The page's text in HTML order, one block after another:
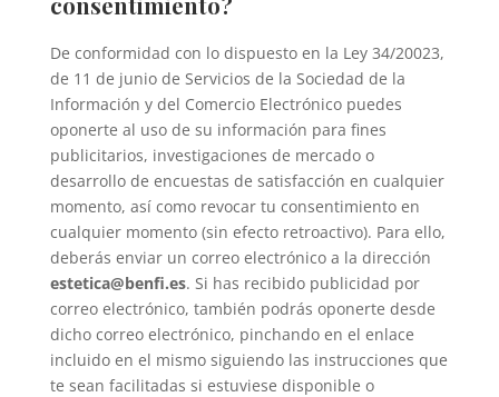
De conformidad con lo dispuesto en la Ley 34/20023,
de 11 de junio de Servicios de la Sociedad de la
Información y del Comercio Electrónico puedes
oponerte al uso de su información para fines
publicitarios, investigaciones de mercado o
desarrollo de encuestas de satisfacción en cualquier
momento, así como revocar tu consentimiento en
cualquier momento (sin efecto retroactivo). Para ello,
deberás enviar un correo electrónico a la dirección
estetica@benfi.es. Si has recibido publicidad por
correo electrónico, también podrás oponerte desde
dicho correo electrónico, pinchando en el enlace
incluido en el mismo siguiendo las instrucciones que
te sean facilitadas si estuviese disponible o